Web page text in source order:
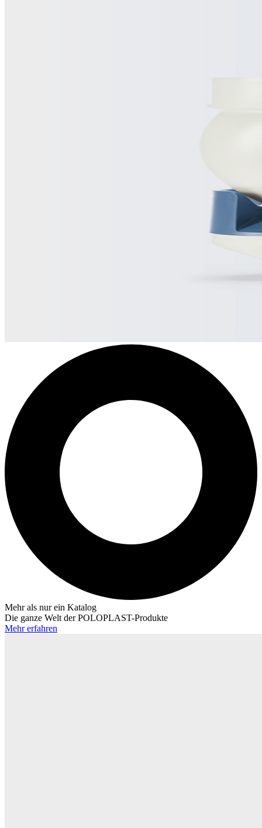
Mehr als nur ein Katalog
Die ganze Welt der POLOPLAST-Produkte
Mehr erfahren